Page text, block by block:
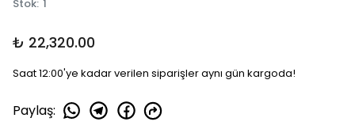
Stok: 1
₺ 22,320.00
Saat 12:00'ye kadar verilen siparişler aynı gün kargoda!
Paylaş: